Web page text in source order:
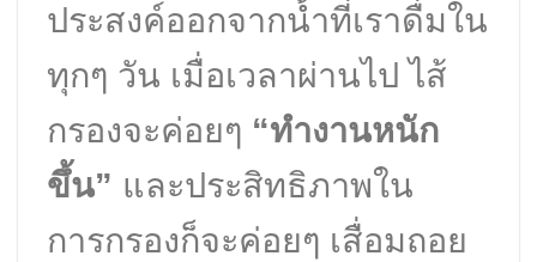
ประสงค์ออกจากน้ำที่เราดื่มใน
ทุกๆ วัน เมื่อเวลาผ่านไป ไส้
กรองจะค่อยๆ “ทำงานหนัก
ขึ้น” และประสิทธิภาพใน
การกรองก็จะค่อยๆ เสื่อมถอย